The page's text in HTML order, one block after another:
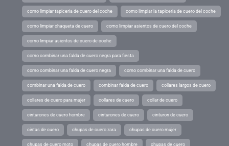
como limpiar tapiceria de cuero del coche como limpiar la tapiceria de cuero del coche
como limpiar chaqueta de cuero como limpiar asientos de cuero del coche
como limpiar asientos de cuero de coche
como combinar una falda de cuero negra para fiesta
como combinar una falda de cuero negra como combinar una falda de cuero
combinar una falda de cuero combinar falda de cuero collares largos de cuero
collares de cuero para mujer collares de cuero collar de cuero
cinturones de cuero hombre cinturones de cuero cinturon de cuero
cintas de cuero chupas de cuero zara chupas de cuero mujer
chupas de cuero moto chupas de cuero hombre chupas de cuero